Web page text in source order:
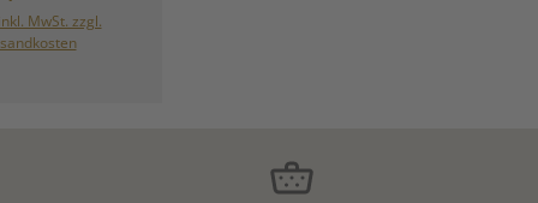
Noten und einer
Kardamom,
aber koffeinfrei
genießbar. Ein
MwSt. zzgl.